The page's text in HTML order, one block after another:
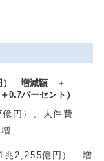
） 増減額 ＋
パーセント）
円）、人件費
兆2,255億円） 増